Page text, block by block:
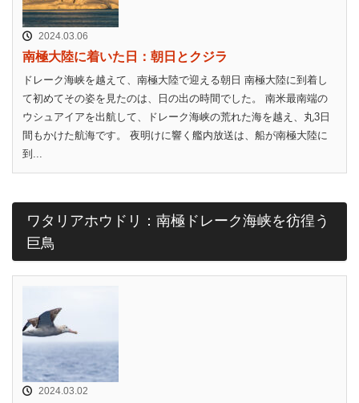
2024.03.06
南極大陸に着いた日：朝日とクジラ
ドレーク海峡を越えて、南極大陸で迎える朝日 南極大陸に到着し
て初めてその姿を見たのは、日の出の時間でした。 南米最南端の
ウシュアイアを出航して、ドレーク海峡の荒れた海を越え、丸3日
間もかけた航海です。 夜明けに響く艦内放送は、船が南極大陸に
到...
ワタリアホウドリ：南極ドレーク海峡を彷徨う
巨鳥
2024.03.02